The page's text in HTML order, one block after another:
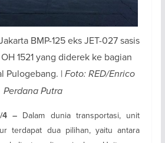
BMP-125 eks JET-027 sasis
1521 yang diderek ke bagian
Pulogebang. |Foto: RED/Enrico
Perdana Putra
4 – Dalam dunia transportasi, unit
terdapat dua pilihan, yaitu antara